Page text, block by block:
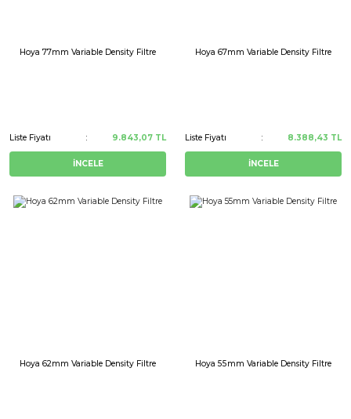
Hoya 77mm Variable Density Filtre
Liste Fiyatı 9.843,07 TL
İNCELE
Hoya 67mm Variable Density Filtre
Liste Fiyatı 8.388,43 TL
İNCELE
Hoya 62mm Variable Density Filtre Hoya 55mm Variable Density Filtre